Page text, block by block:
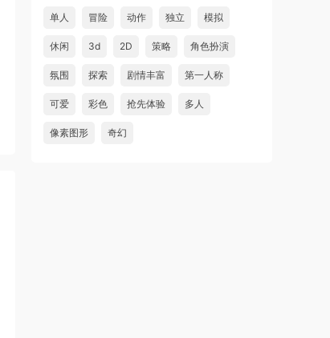
首发 故事编织者/Talespinner
虾仔游戏 3小时前
Turret Simulator
首发 巨型金岩/Big Golden Rock
单人 冒险 动作 独立 模拟
休闲 3d 2D 策略 角色扮演
氛围 探索 剧情丰富 第一人称
可爱 彩色 抢先体验 多人
像素图形 奇幻